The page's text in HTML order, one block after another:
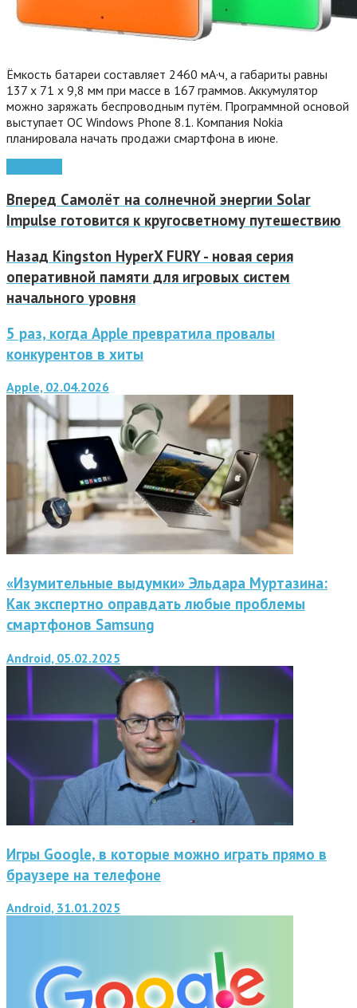
Ёмкость батареи составляет 2460 мА·ч, а габариты равны
137 х 71 х 9,8 мм при массе в 167 граммов. Аккумулятор
можно заряжать беспроводным путём. Программной основой
выступает ОС Windows Phone 8.1. Компания Nokia
планировала начать продажи смартфона в июне.
Вперед Самолёт на солнечной энергии Solar
Impulse готовится к кругосветному путешествию
Назад Kingston HyperX FURY - новая серия
оперативной памяти для игровых систем
начального уровня
5 раз, когда Apple превратила провалы
конкурентов в хиты
Apple, 02.04.2026
«Изумительные выдумки» Эльдара Муртазина:
Как экспертно оправдать любые проблемы
смартфонов Samsung
Android, 05.02.2025
Игры Google, в которые можно играть прямо в
браузере на телефоне
Android, 31.01.2025